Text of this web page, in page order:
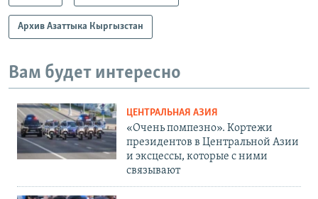
Архив Азаттыка Кыргызстан
Вам будет интересно
ЦЕНТРАЛЬНАЯ АЗИЯ
«Очень помпезно». Кортежи
президентов в Центральной Азии
и эксцессы, которые с ними
связывают